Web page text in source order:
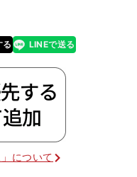
る
line LINEで送る
について